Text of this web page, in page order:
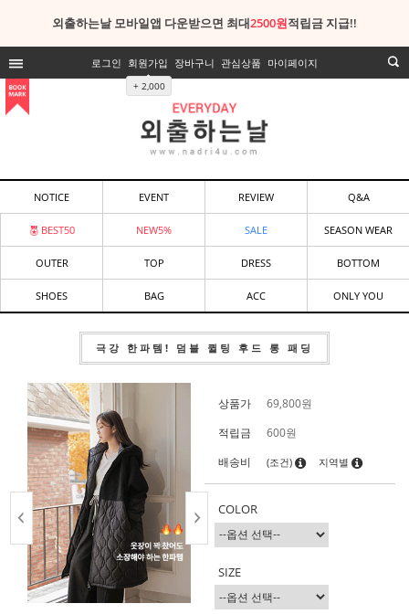
외출하는날 모바일앱 다운받으면 최대2500원적립금 지급!!
로그인 회원가입
+ 2,000
장바구니 관심상품 마이페이지
NOTICE EVENT REVIEW Q&A
BEST50 NEW5% SALE SEASON WEAR
OUTER TOP DRESS BOTTOM
SHOES BAG ACC ONLY YOU
극강 한파템! 덤블 퀼팅 후드 롱 패딩
상품가 69,800원
적립금
600원
배송비
(조건) 지역별
COLOR
SIZE